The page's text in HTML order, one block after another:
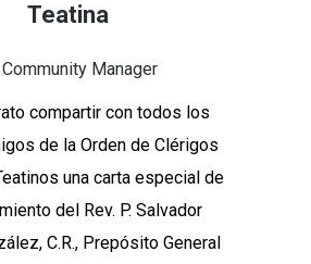
Teatina
Community Manager
compartir con todos los
de la Orden de Clérigos
una carta especial de
del Rev. P. Salvador
C.R., Prepósito General